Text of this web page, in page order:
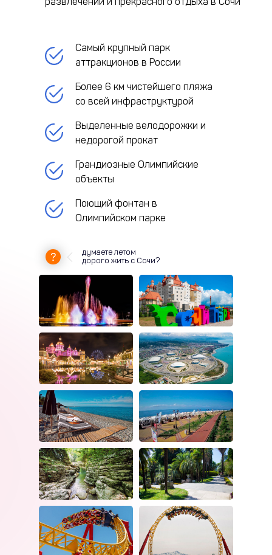
Самый крупный парк
аттракционов в России
Более 6 км чистейшего пляжа
со всей инфраструктурой
Выделенные велодорожки и
недорогой прокат
Грандиозные Олимпийские
объекты
Поющий фонтан в
Олимпийском парке
думаете летом
дорого жить с Сочи?